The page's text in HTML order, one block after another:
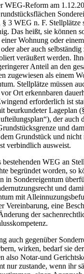
WEG-Reform am
3 WEG n. F. Stellplätze
Das heißt, sie können
Wohnung oder
aber auch
veräußert werden.
Anteil an den
zugewiesen als einem
Stellplätze müssen
Ort erkennbaren
erforderlich ist
beurkundeter Lageplan
der auch
und
Grundstück und nicht
verbindlich ausweist.
bestehenden WEG an
begründet worden, so
in Sondereigentum
und
mit
Vereinbarung, eine
der
auch gegenüber
wirken, bedarf sie
also Notar-und
nur zustande, wenn ihr